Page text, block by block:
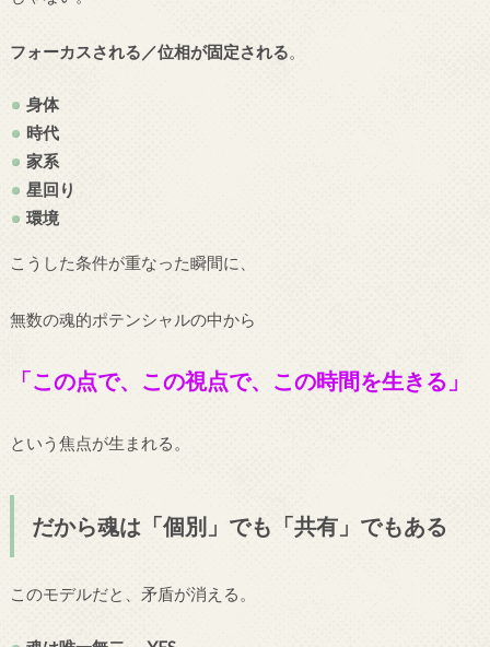
フォーカスされる／位相が固定される。
身体
時代
家系
星回り
環境
こうした条件が重なった瞬間に、
無数の魂的ポテンシャルの中から
「この点で、この視点で、この時間を生きる」
という焦点が生まれる。
だから魂は「個別」でも「共有」でもある
このモデルだと、矛盾が消える。